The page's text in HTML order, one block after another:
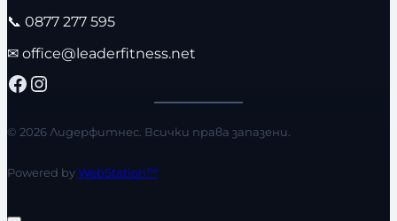
📞 0877 277 595
✉ office@leaderfitness.net
Facebook Instagram
© 2026 Лидерфитнес. Всички права запазени.
Powered byWebStation™